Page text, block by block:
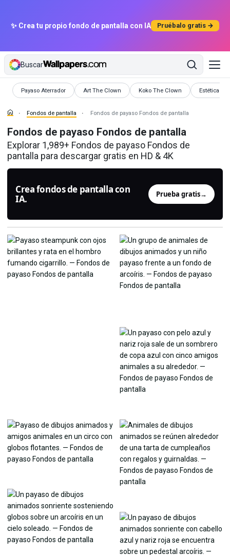
✨ Crea tu propio fondo de pantalla con IA Pruébalo gratis →
Buscar
Payaso Aterrador
Fondos de pantalla Art The Clown
Fondos de pantalla Koko The Clown
Fondos de pantalla Estética De
Fondos de
Fondos de pantalla Fondos de payaso Fondos de pantalla
Fondos de payaso Fondos de pantalla
Explorar 1,989+ Fondos de payaso Fondos de
pantalla para descargar gratis en HD & 4K
Crea fondos de pantalla con
IA.
Prueba gratis→